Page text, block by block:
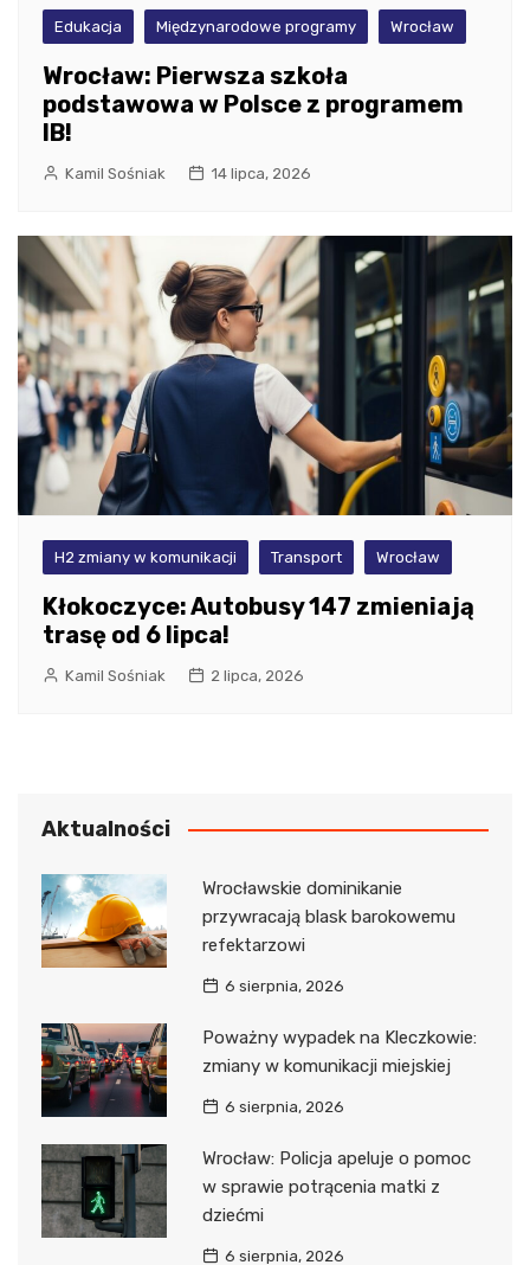
Edukacja Międzynarodowe programy Wrocław
Wrocław: Pierwsza szkoła
podstawowa w Polsce z programem
IB!
Kamil Sośniak 14 lipca, 2026
H2 zmiany w komunikacji Transport Wrocław
Kłokoczyce: Autobusy 147 zmieniają
trasę od 6 lipca!
Kamil Sośniak 2 lipca, 2026
Aktualności
Wrocławskie dominikanie
przywracają blask barokowemu
refektarzowi
6 sierpnia, 2026
Poważny wypadek na Kleczkowie:
zmiany w komunikacji miejskiej
6 sierpnia, 2026
Wrocław: Policja apeluje o pomoc
w sprawie potrącenia matki z
dziećmi
6 sierpnia, 2026